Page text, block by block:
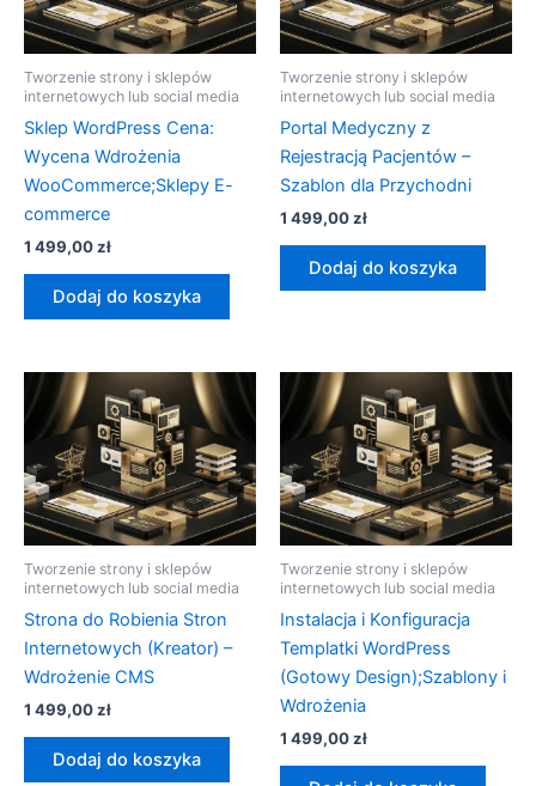
Tworzenie strony i sklepów
internetowych lub social media
Sklep WordPress Cena:
Wycena Wdrożenia
WooCommerce;Sklepy E-
commerce
1 499,00zł
Dodaj do koszyka
Tworzenie strony i sklepów
internetowych lub social media
Portal Medyczny z
Rejestracją Pacjentów –
Szablon dla Przychodni
1 499,00zł
Dodaj do koszyka
Tworzenie strony i sklepów
internetowych lub social media
Strona do Robienia Stron
Internetowych (Kreator) –
Wdrożenie CMS
1 499,00zł
Dodaj do koszyka
Tworzenie strony i sklepów
internetowych lub social media
Instalacja i Konfiguracja
Templatki WordPress
(Gotowy Design);Szablony i
Wdrożenia
1 499,00zł